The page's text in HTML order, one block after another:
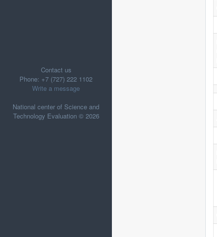
Contact us
Phone: +7 (727) 222 1102
Write a message
National center of Science and
Technology Evaluation © 2026